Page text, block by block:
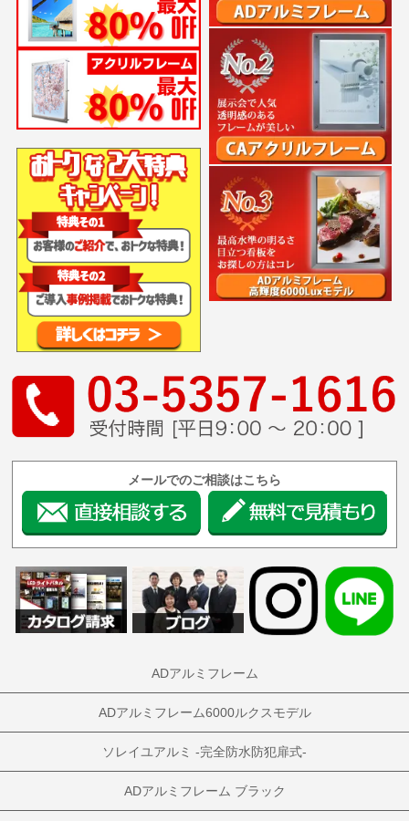
メールでのご相談はこちら
ADアルミフレーム
ADアルミフレーム6000ルクスモデル
ソレイユアルミ -完全防水防犯扉式-
ADアルミフレーム ブラック